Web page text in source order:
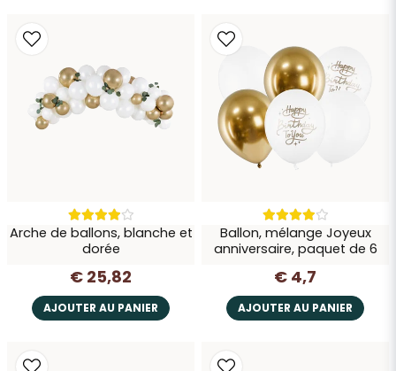
Oui, vous pouvez publier ma question
Envoyer la question
Arche de ballons, blanche et
dorée
€ 25,82
AJOUTER AU PANIER
Ballon, mélange Joyeux
anniversaire, paquet de 6
€ 4,7
AJOUTER AU PANIER